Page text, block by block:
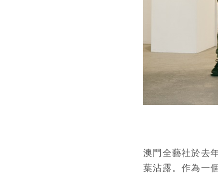
澳門全藝社於去
葉沾露。作為一